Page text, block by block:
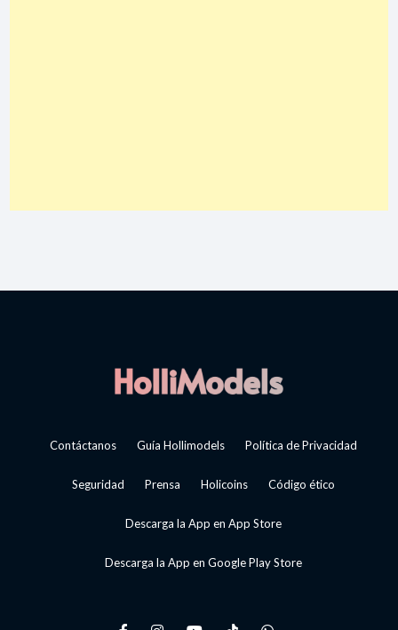
Contáctanos Guía Hollimodels Política de Privacidad
Seguridad Prensa Holicoins Código ético
Descarga la App en App Store
Descarga la App en Google Play Store